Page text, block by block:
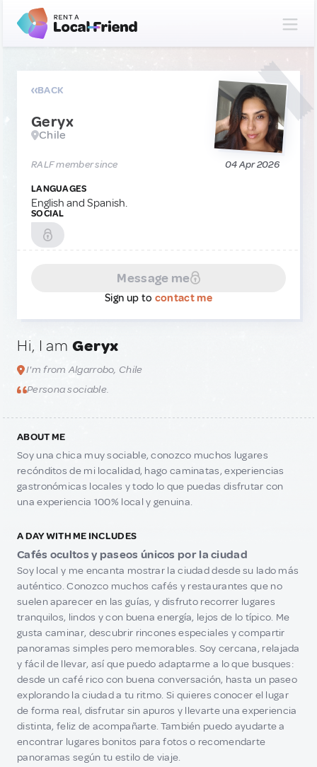
BACK
Geryx
Chile
RALF member since 04 Apr 2026
LANGUAGES
English and Spanish.
SOCIAL
Message me
Sign up to contact me
Hi, I am Geryx
I'm from Algarrobo, Chile
Persona sociable.
ABOUT ME
Soy una chica muy sociable, conozco muchos lugares
recónditos de mi localidad, hago caminatas, experiencias
gastronómicas locales y todo lo que puedas disfrutar con
una experiencia 100% local y genuina.
A DAY WITH ME INCLUDES
Cafés ocultos y paseos únicos por la ciudad
Soy local y me encanta mostrar la ciudad desde su lado más
auténtico. Conozco muchos cafés y restaurantes que no
suelen aparecer en las guías, y disfruto recorrer lugares
tranquilos, lindos y con buena energía, lejos de lo típico. Me
gusta caminar, descubrir rincones especiales y compartir
panoramas simples pero memorables. Soy cercana, relajada
y fácil de llevar, así que puedo adaptarme a lo que busques:
desde un café rico con buena conversación, hasta un paseo
explorando la ciudad a tu ritmo. Si quieres conocer el lugar
de forma real, disfrutar sin apuros y llevarte una experiencia
distinta, feliz de acompañarte. También puedo ayudarte a
encontrar lugares bonitos para fotos o recomendarte
panoramas según tu estilo de viaje.